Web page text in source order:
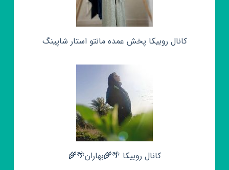
کانال روبیکا پخش عمده مانتو استار شاپینگ
کانال روبیکا 🌴🌾بهاران🌴🌾